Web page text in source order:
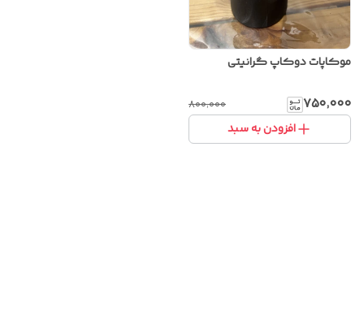
موکاپات دوکاپ گرانیتی
۷۵۰٬۰۰۰ ۸۰۰٬۰۰۰
افزودن به سبد